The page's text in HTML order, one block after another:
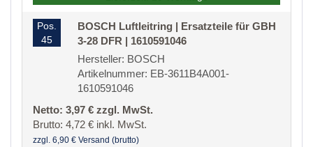
Pos.
45
BOSCH Luftleitring | Ersatzteile für GBH
3-28 DFR | 1610591046
Hersteller: BOSCH
Artikelnummer: EB-3611B4A001-
1610591046
Netto: 3,97 € zzgl. MwSt.
Brutto: 4,72 € inkl. MwSt.
zzgl. 6,90 € Versand (brutto)